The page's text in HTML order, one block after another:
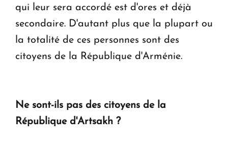
qui leur sera accordé est d'ores et déjà
secondaire. D'autant plus que la plupart ou
la totalité de ces personnes sont des
citoyens de la République d'Arménie.
Ne sont-ils pas des citoyens de la
République d'Artsakh ?